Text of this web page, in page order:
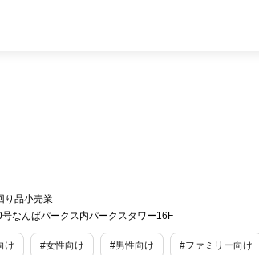
り品小売業
なんばパークス内パークスタワー16F
け #女性向け #男性向け #ファミリー向け